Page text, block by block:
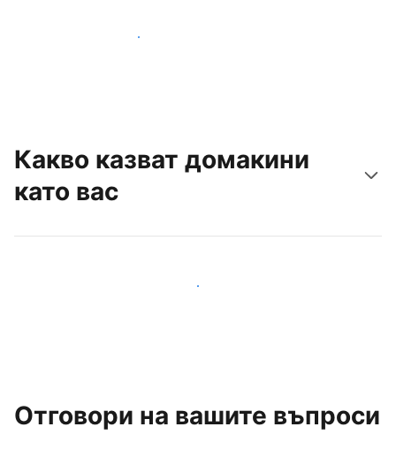
Достигнете до нови гости днес
Какво казват домакини
като вас
Отговори на вашите въпроси